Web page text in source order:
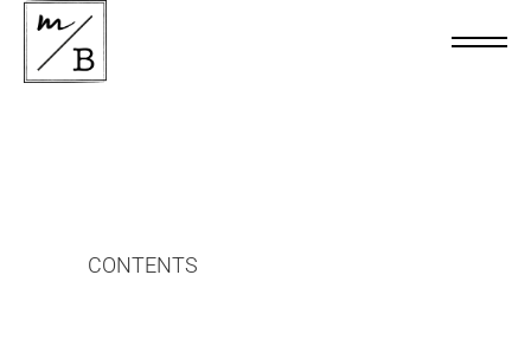
CONTENTS